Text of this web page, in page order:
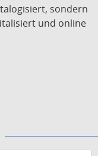
sondern
und online